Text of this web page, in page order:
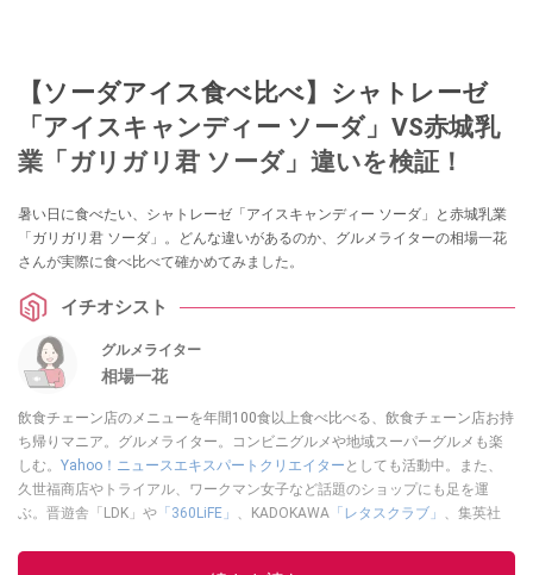
【ソーダアイス食べ比べ】シャトレーゼ
「アイスキャンディー ソーダ」VS赤城乳
業「ガリガリ君 ソーダ」違いを検証！
暑い日に食べたい、シャトレーゼ「アイスキャンディー ソーダ」と赤城乳業
「ガリガリ君 ソーダ」。どんな違いがあるのか、グルメライターの相場一花
さんが実際に食べ比べて確かめてみました。
イチオシスト
グルメライター
相場一花
飲食チェーン店のメニューを年間100食以上食べ比べる、飲食チェーン店お持
ち帰りマニア。グルメライター。コンビニグルメや地域スーパーグルメも楽
しむ。 Yahoo！ニュースエキスパートクリエイター としても活動中。また、
久世福商店やトライアル、ワークマン女子など話題のショップにも足を運
ぶ。晋遊舎「LDK」や 「360LiFE」 、KADOKAWA 「レタスクラブ」 、集英社
ルメライター、食の専門家として出演実績あり。